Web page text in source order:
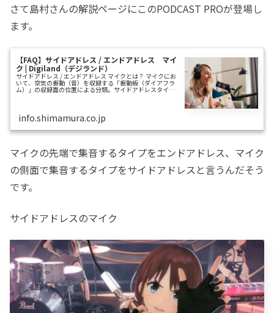
さて島村さんの解説ページにこのPODCAST PROが登場し
ます。
【FAQ】サイドアドレス / エンドアドレス マイ
ク | Digiland（デジランド）
サイドアドレス / エンドアドレス マイクとは？ マイクにお
いて、空気の振動（音）を収録する「振動板（ダイアフラ
ム）」の収録面の位置による分類。サイドアドレスタイプ
info.shimamura.co.jp
マイクの先端で集音するタイプをエンドアドレス、マイク
の側面で集音するタイプをサイドアドレスと言うんだそう
です。
サイドアドレスのマイク